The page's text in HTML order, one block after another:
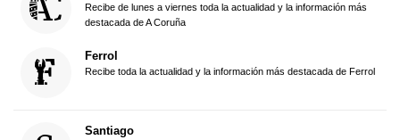
Recibe de lunes a viernes toda la actualidad y la información más
destacada de A Coruña
Ferrol
Recibe toda la actualidad y la información más destacada de Ferrol
Santiago